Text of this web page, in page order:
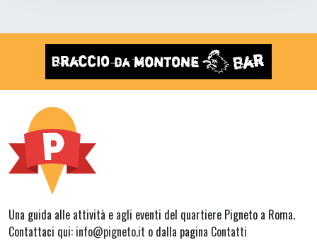
Una guida alle attività e agli eventi del quartiere Pigneto a Roma.
Contattaci qui: info@pigneto.it o dalla pagina Contatti